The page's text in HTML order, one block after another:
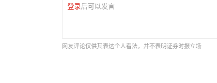
登录后可以发言
网友评论仅供其表达个人看法，并不表明证券时报立场